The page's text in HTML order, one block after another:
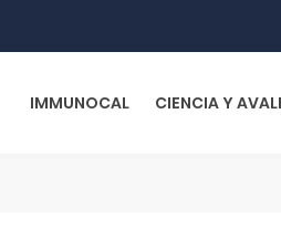
IMMUNOCAL CIENCIA Y